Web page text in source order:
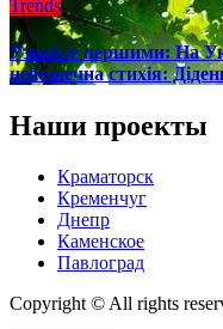
Trends
Узнайте першими: На
небезпечна стихія:
Наши проекты
Краматорск
Кременчуг
Днепр
Каменское
Павлоград
Copyright © All rights